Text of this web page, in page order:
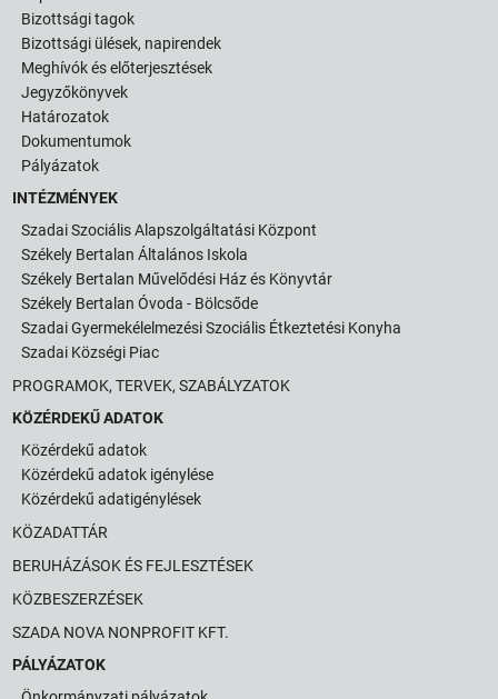
Bizottsági tagok
Bizottsági ülések, napirendek
Meghívók és előterjesztések
Jegyzőkönyvek
Határozatok
Dokumentumok
Pályázatok
INTÉZMÉNYEK
Szadai Szociális Alapszolgáltatási Központ
Székely Bertalan Általános Iskola
Székely Bertalan Művelődési Ház és Könyvtár
Székely Bertalan Óvoda - Bölcsőde
Szadai Gyermekélelmezési Szociális Étkeztetési Konyha
Szadai Községi Piac
PROGRAMOK, TERVEK, SZABÁLYZATOK
KÖZÉRDEKŰ ADATOK
Közérdekű adatok
Közérdekű adatok igénylése
Közérdekű adatigénylések
KÖZADATTÁR
BERUHÁZÁSOK ÉS FEJLESZTÉSEK
KÖZBESZERZÉSEK
SZADA NOVA NONPROFIT KFT.
PÁLYÁZATOK